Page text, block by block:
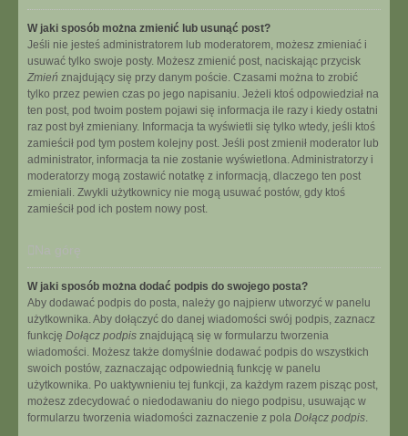
W jaki sposób można zmienić lub usunąć post?
Jeśli nie jesteś administratorem lub moderatorem, możesz zmieniać i
usuwać tylko swoje posty. Możesz zmienić post, naciskając przycisk
Zmień znajdujący się przy danym poście. Czasami można to zrobić
tylko przez pewien czas po jego napisaniu. Jeżeli ktoś odpowiedział na
ten post, pod twoim postem pojawi się informacja ile razy i kiedy ostatni
raz post był zmieniany. Informacja ta wyświetli się tylko wtedy, jeśli ktoś
zamieścił pod tym postem kolejny post. Jeśli post zmienił moderator lub
administrator, informacja ta nie zostanie wyświetlona. Administratorzy i
moderatorzy mogą zostawić notatkę z informacją, dlaczego ten post
zmieniali. Zwykli użytkownicy nie mogą usuwać postów, gdy ktoś
zamieścił pod ich postem nowy post.
Na górę
W jaki sposób można dodać podpis do swojego posta?
Aby dodawać podpis do posta, należy go najpierw utworzyć w panelu
użytkownika. Aby dołączyć do danej wiadomości swój podpis, zaznacz
funkcję Dołącz podpis znajdującą się w formularzu tworzenia
wiadomości. Możesz także domyślnie dodawać podpis do wszystkich
swoich postów, zaznaczając odpowiednią funkcję w panelu
użytkownika. Po uaktywnieniu tej funkcji, za każdym razem pisząc post,
możesz zdecydować o niedodawaniu do niego podpisu, usuwając w
formularzu tworzenia wiadomości zaznaczenie z pola Dołącz podpis.